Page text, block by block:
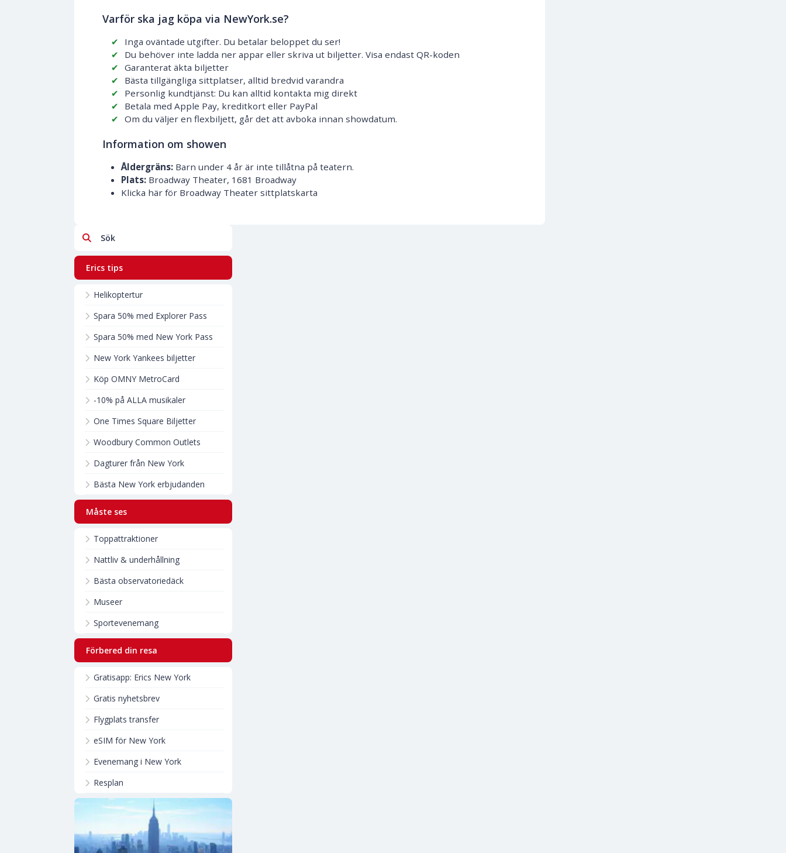
Varför ska jag köpa via NewYork.se?
Inga oväntade utgifter. Du betalar beloppet du ser!
Du behöver inte ladda ner appar eller skriva ut biljetter. Visa endast QR-koden
Garanterat äkta biljetter
Bästa tillgängliga sittplatser, alltid bredvid varandra
Personlig kundtjänst: Du kan alltid kontakta mig direkt
Betala med Apple Pay, kreditkort eller PayPal
Om du väljer en flexbiljett, går det att avboka innan showdatum.
Information om showen
Åldergräns:Barn under 4 år är inte tillåtna på teatern.
Plats: Broadway Theater, 1681 Broadway
Klicka här för Broadway Theater sittplatskarta
Sök
Erics tips
Helikoptertur
Spara 50% med Explorer Pass
Spara 50% med New York Pass
New York Yankees biljetter
Köp OMNY MetroCard
-10% på ALLA musikaler
One Times Square Biljetter
Woodbury Common Outlets
Dagturer från New York
Bästa New York erbjudanden
Måste ses
Toppattraktioner
Nattliv & underhållning
Bästa observatoriedäck
Museer
Sportevenemang
Förbered din resa
Gratisapp: Erics New York
Gratis nyhetsbrev
Flygplats transfer
eSIM för New York
Evenemang i New York
Resplan